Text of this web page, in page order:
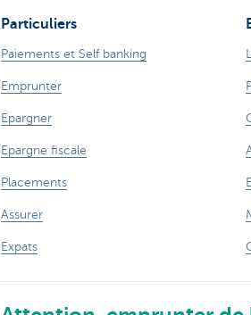
Particuliers
Paiements et Self banking
Emprunter
Epargner
Epargne fiscale
Placements
Assurer
Expats